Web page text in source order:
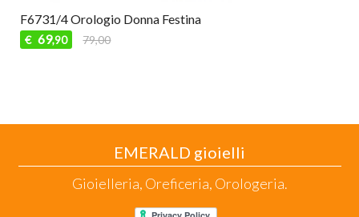
F6731/4 Orologio Donna Festina
€ 69,90 79,00
EMERALD gioielli
Gioielleria, Oreficeria, Orologeria.